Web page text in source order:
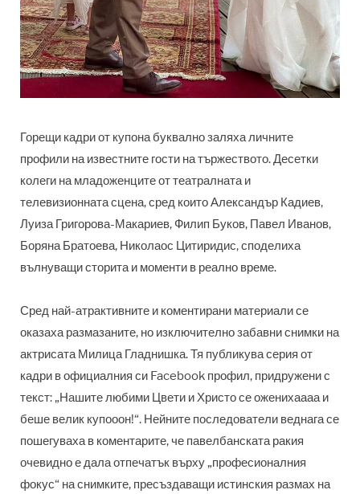
Горещи кадри от купона буквално заляха личните
профили на известните гости на тържеството. Десетки
колеги на младоженците от театралната и
телевизионната сцена, сред които Александър Кадиев,
Луиза Григорова-Макариев, Филип Буков, Павел Иванов,
Боряна Братоева, Николаос Цитиридис, споделиха
вълнуващи сторита и моменти в реално време.
Сред най-атрактивните и коментирани материали се
оказаха размазаните, но изключително забавни снимки на
актрисата Милица Гладнишка. Тя публикува серия от
кадри в официалния си Facebook профил, придружени с
текст: „Нашите любими Цвети и Христо се оженихаааа и
беше велик купооон!“. Нейните последователи веднага се
пошегуваха в коментарите, че павелбанската ракия
очевидно е дала отпечатък върху „професионалния
фокус“ на снимките, пресъздаващи истинския размах на